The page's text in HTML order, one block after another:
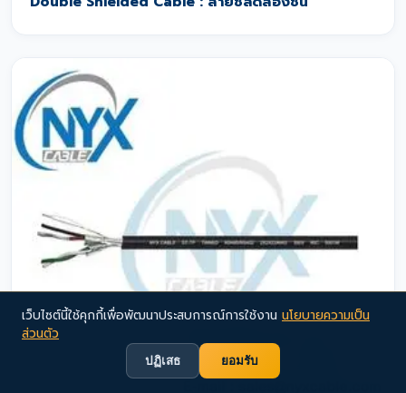
เว็บไซต์นี้ใช้คุกกี้เพื่อพัฒนาประสบการณ์การใช้งาน นโยบายความเป็น
ส่วนตัว
ปฏิเสธ ยอมรับ